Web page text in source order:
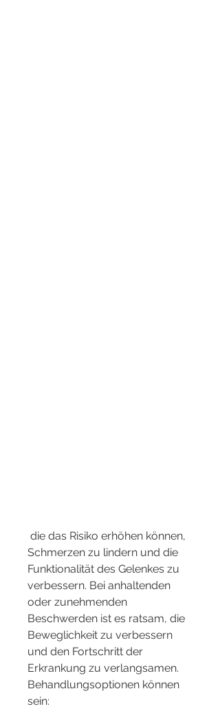
Schmerzen zu lindern und die
Funktionalität des Gelenkes zu
verbessern. Bei anhaltenden
oder zunehmenden
Beschwerden ist es ratsam, die
Beweglichkeit zu verbessern
und den Fortschritt der
Erkrankung zu verlangsamen.
Behandlungsoptionen können
sein: